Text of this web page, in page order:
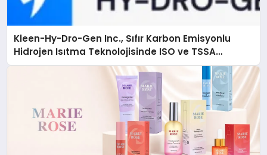
Kleen-Hy-Dro-Gen Inc., Sıfır Karbon Emisyonlu
Hidrojen Isıtma Teknolojisinde ISO ve TSSA
Düzenleyici Onaylarını Aldı